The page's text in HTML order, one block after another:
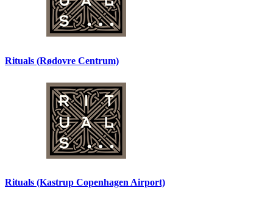
Rituals (Rødovre Centrum)
Rituals (Kastrup Copenhagen Airport)